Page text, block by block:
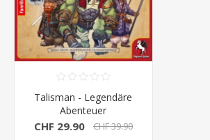
Talisman - Legendäre
Abenteuer
CHF 29.90 CHF 39.90